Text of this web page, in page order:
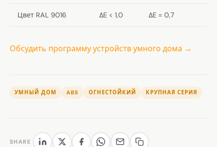
Цвет RAL 9016 ΔE < 1,0 ΔE = 0,7
Обсудить программу устройств умного дома →
УМНЫЙ ДОМ ABS ОГНЕСТОЙКИЙ КРУПНАЯ СЕРИЯ
SHARE